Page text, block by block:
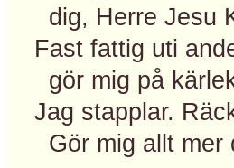
dig, Herre Jesu
Fast fattig uti
gör mig på
Jag stapplar.
Gör mig allt mer